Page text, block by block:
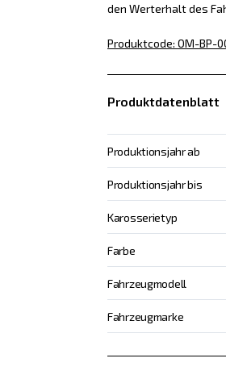
den Werterhalt des
Produktcode: OM-BP-
Produktdatenblatt
Produktionsjahr ab
Produktionsjahr bis
Karosserietyp
Farbe
Fahrzeugmodell
Fahrzeugmarke